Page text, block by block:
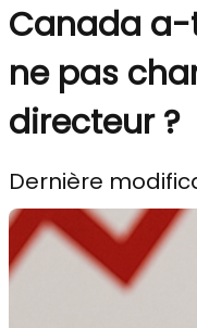
Canada
ne pas
directeur ?
Dernière